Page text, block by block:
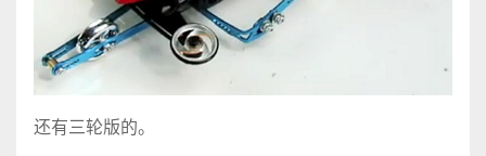
还有三轮版的。